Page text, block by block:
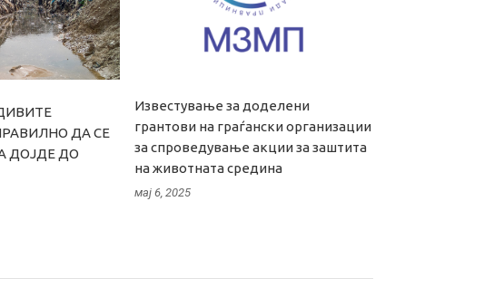
ДА СЕ
ДОЈДЕ ДО
Известување за доделени
грантови на граѓански организации
за спроведување акции за заштита
на животната средина
мај 6, 2025